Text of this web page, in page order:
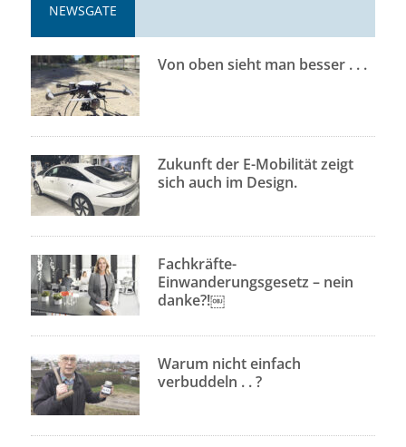
NEWSGATE
Von oben sieht man besser . . .
Zukunft der E-Mobilität zeigt
sich auch im Design.
Fachkräfte-
Einwanderungsgesetz – nein
danke?!￼
Warum nicht einfach
verbuddeln . . ?